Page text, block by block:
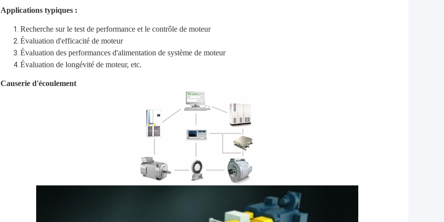
Applications typiques :
Recherche sur le test de performance et le contrôle de moteur
Évaluation d'efficacité de moteur
Évaluation des performances d'alimentation de système de moteur
Évaluation de longévité de moteur, etc.
Causerie d'écoulement